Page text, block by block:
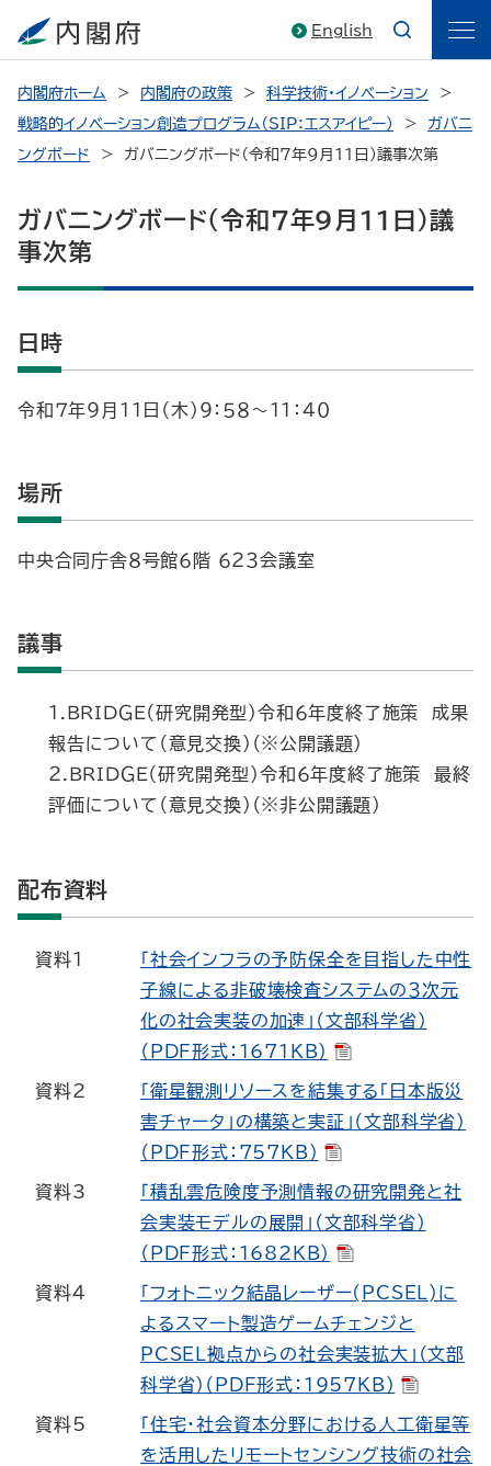
English
内閣府ホーム 内閣府の政策
科学技術・イノベーション
戦略的イノベーション創造プログラム（SIP：エスアイピー）
ガバニ
ングボード
ガバニングボード（令和7年9月11日）議事次第
ガバニングボード（令和7年9月11日）議
事次第
日時
令和７年９月１１日（木）９：５８～１１：４０
場所
中央合同庁舎８号館６階 ６２３会議室
議事
１.ＢＲＩＤＧＥ（研究開発型）令和６年度終了施策 成果
報告について（意見交換）（※公開議題）
２.ＢＲＩＤＧＥ（研究開発型）令和６年度終了施策 最終
評価について（意見交換）（※非公開議題）
配布資料
資料1
「社会インフラの予防保全を目指した中性
子線による非破壊検査システムの３次元
化の社会実装の加速」（文部科学省）
（PDF形式：1671KB）
資料2
「衛星観測リソースを結集する「日本版災
害チャータ」の構築と実証」（文部科学省）
（PDF形式：757KB）
資料3
「積乱雲危険度予測情報の研究開発と社
会実装モデルの展開」（文部科学省）
（PDF形式：1682KB）
資料4
「フォトニック結晶レーザー(PCSEL)に
よるスマート製造ゲームチェンジと
PCSEL拠点からの社会実装拡大」（文部
科学省）（PDF形式：1957KB）
資料5
「住宅・社会資本分野における人工衛星等
を活用したリモートセンシング技術の社会